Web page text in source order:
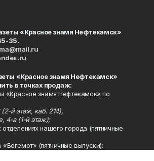
«Красное знамя Нефтекамск»
35.
«Красное знамя Нефтекамск»
в точках продаж:
«Красное знамя Нефтекамск» по
й этаж, каб. 214),
4-а (1-й этаж);
нашего города (пятничные
(пятничные выпуски):